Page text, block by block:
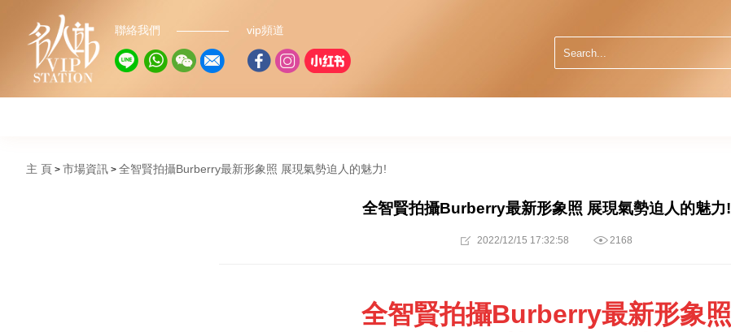
聯絡我們 vip頻道
主 頁 市場資訊 全智賢拍攝Burberry最新形象照 展現氣勢迫人的魅力!
全智賢拍攝Burberry最新形象照 展現氣勢迫人的魅力!
2022/12/15 17:32:58 2168
全智賢拍攝Burberry最新形象照